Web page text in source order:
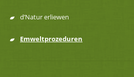
d’Natur erliewen
Emweltprozeduren